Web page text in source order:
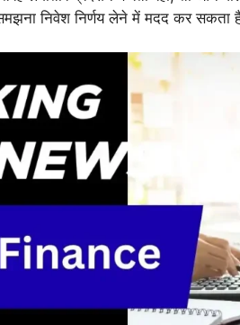
निवेश निर्णय लेने में मदद कर सकता